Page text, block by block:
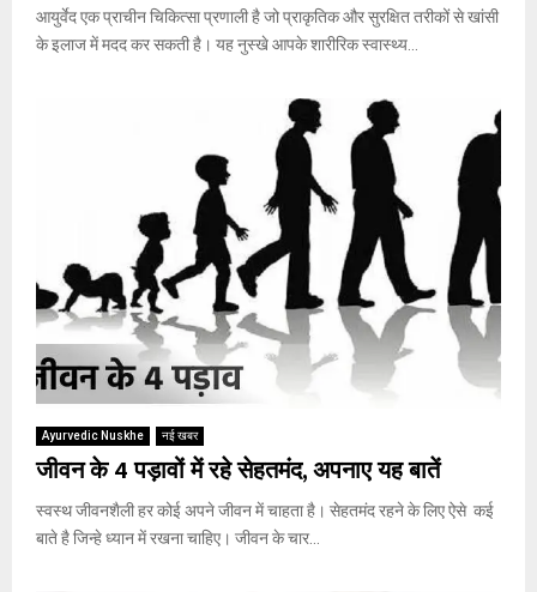
आयुर्वेद एक प्राचीन चिकित्सा प्रणाली है जो प्राकृतिक और सुरक्षित तरीकों से खांसी
के इलाज में मदद कर सकती है। यह नुस्खे आपके शारीरिक स्वास्थ्य...
Ayurvedic Nuskhe नई खबर
जीवन के 4 पड़ावों में रहे सेहतमंद, अपनाए यह बातें
स्वस्थ जीवनशैली हर कोई अपने जीवन में चाहता है। सेहतमंद रहने के लिए ऐसे कई
बाते है जिन्हे ध्यान में रखना चाहिए। जीवन के चार...